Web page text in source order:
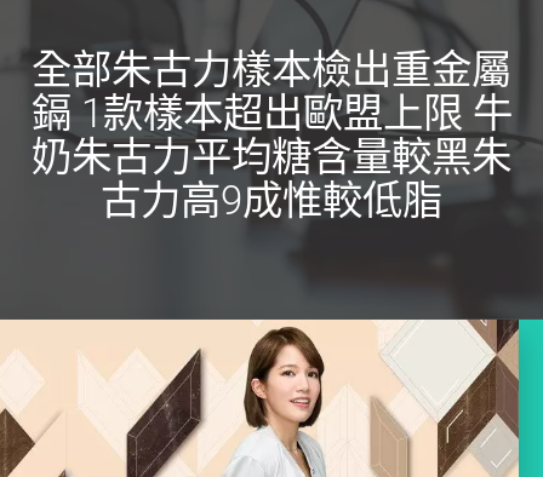
全部朱古力樣本檢出重金屬
鎘 1款樣本超出歐盟上限 牛
奶朱古力平均糖含量較黑朱
古力高9成惟較低脂